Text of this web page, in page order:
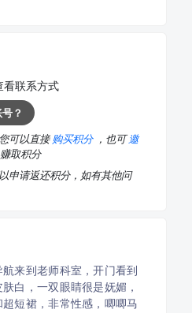
看联系方式
？
可以直接购买积分 ，也可邀
赚取积分
申请返还积分，如有其他问
来到老师科室，开门看到
白，一双眼睛很是妩媚，
短裙，非常性感，唧唧马